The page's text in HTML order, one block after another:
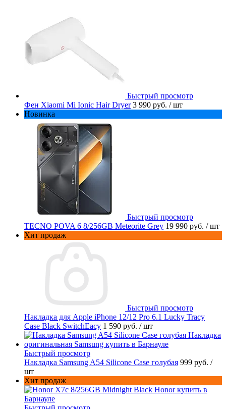
Быстрый просмотр
Фен Xiaomi Mi Ionic Hair Dryer 3 990 руб. / шт
Новинка
Быстрый просмотр
TECNO POVA 6 8/256GB Meteorite Grey 19 990 руб. / шт
Хит продаж
Быстрый просмотр
Накладка для Apple iPhone 12/12 Pro 6.1 Lucky Tracy
Case Black SwitchEacy 1 590 руб. / шт
Быстрый просмотр
Накладка Samsung A54 Silicone Case голубая 999 руб. /
шт
Хит продаж